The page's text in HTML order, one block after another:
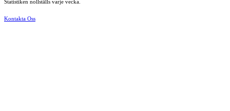
Statistiken nollställs varje vecka.
Kontakta Oss